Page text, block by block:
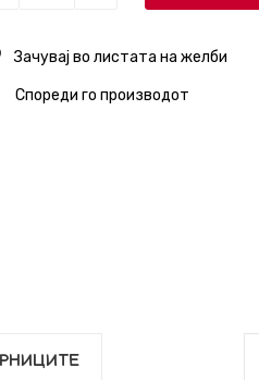
Зачувај во листата на желби
Спореди го производот